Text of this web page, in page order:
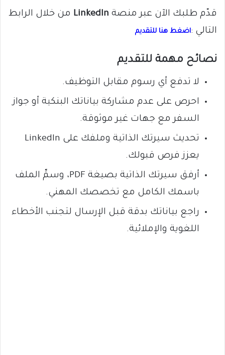
قدّم طلبك الآن عبر منصة LinkedIn من خلال الرابط
التالي :اضغط هنا للتقديم
نصائح مهمة للتقديم
لا تدفع أي رسوم مقابل التوظيف.
احرص على عدم مشاركة بياناتك البنكية أو جواز
السفر مع جهات غير موثوقة.
تحديث سيرتك الذاتية وملفك على LinkedIn
يعزز فرص قبولك.
أرفق سيرتك الذاتية بصيغة PDF، وسمِّ الملف
باسمك الكامل مع تخصصك المهني.
راجع بياناتك بدقة قبل الإرسال لتجنب الأخطاء
اللغوية والإملائية.